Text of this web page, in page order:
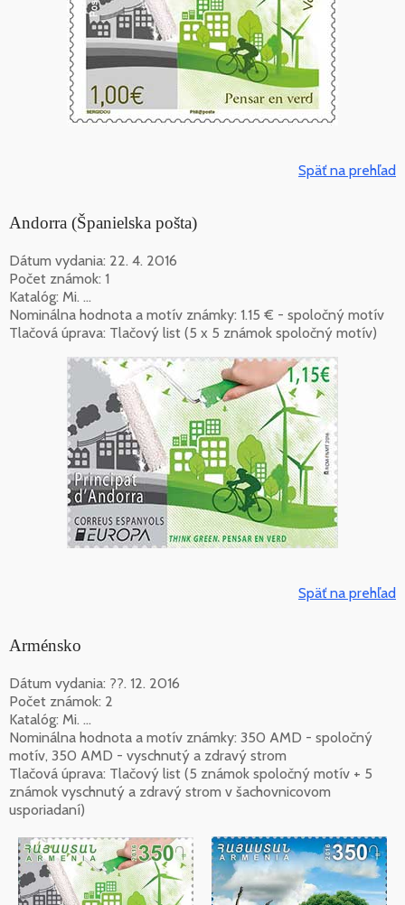
Späť na prehľad
Andorra (Španielska pošta)
Dátum vydania: 22. 4. 2016
Počet známok: 1
Katalóg: Mi. ...
Nominálna hodnota a motív známky: 1.15 € - spoločný motív
Tlačová úprava: Tlačový list (5 x 5 známok spoločný motív)
Späť na prehľad
Arménsko
Dátum vydania: ??. 12. 2016
Počet známok: 2
Katalóg: Mi. ...
Nominálna hodnota a motív známky: 350 AMD - spoločný
motív, 350 AMD - vyschnutý a zdravý strom
Tlačová úprava: Tlačový list (5 známok spoločný motív + 5
známok vyschnutý a zdravý strom v šachovnicovom
usporiadaní)